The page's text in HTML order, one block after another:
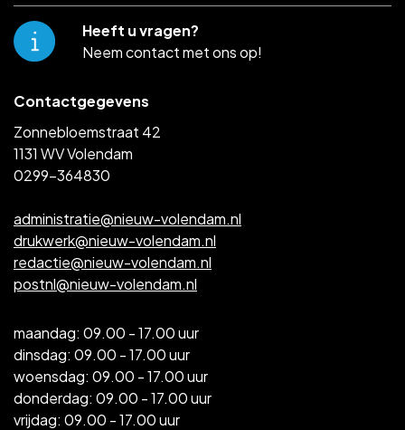
Contactgegevens
Zonnebloemstraat 42
1131 WV Volendam
0299-364830
administratie@nieuw-volendam.nl
drukwerk@nieuw-volendam.nl
redactie@nieuw-volendam.nl
postnl@nieuw-volendam.nl
maandag: 09.00 - 17.00 uur
dinsdag: 09.00 - 17.00 uur
woensdag: 09.00 - 17.00 uur
donderdag: 09.00 - 17.00 uur
vrijdag: 09.00 - 17.00 uur
Heeft u vragen?
Neem contact met ons op!